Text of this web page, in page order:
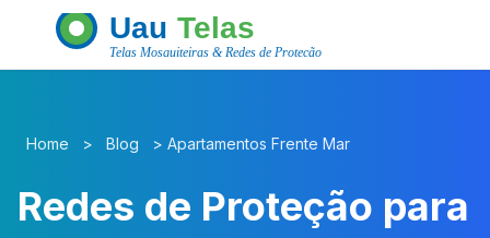
Home > Blog > Apartamentos Frente Mar
Redes de Proteção para